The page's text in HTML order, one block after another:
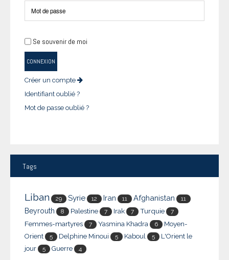
Se souvenir de moi
CONNEXION
Créer un compte
Identifiant oublié ?
Mot de passe oublié ?
Tags
Liban 29 Syrie 12 Iran 11 Afghanistan 11
Beyrouth 8 Palestine 7 Irak 7 Turquie 7
Femmes-martyres 7 Yasmina Khadra 6
Moyen-
Orient
5 Delphine Minoui 5 Kaboul 5
L'Orient le
jour
5 Guerre 4